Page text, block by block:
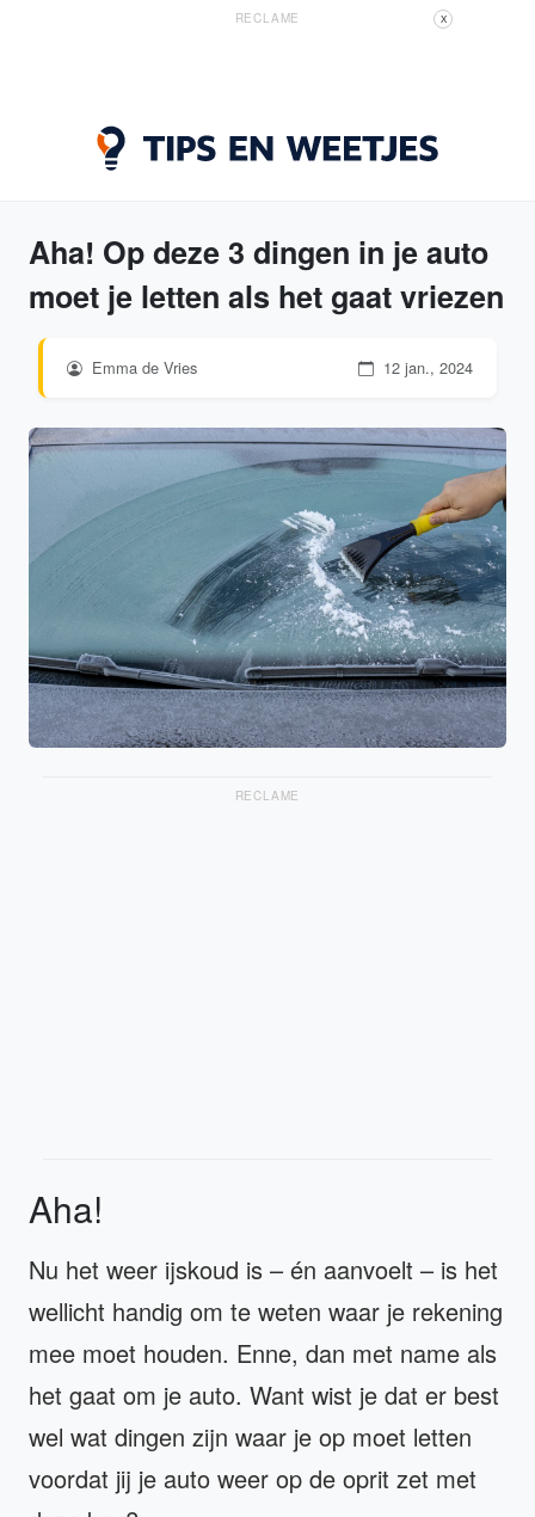
RECLAME X
Aha! Op deze 3 dingen in je auto
moet je letten als het gaat vriezen
Emma de Vries 12 jan., 2024
RECLAME
Aha!
Nu het weer ijskoud is – én aanvoelt – is het
wellicht handig om te weten waar je rekening
mee moet houden. Enne, dan met name als
het gaat om je auto. Want wist je dat er best
wel wat dingen zijn waar je op moet letten
voordat jij je auto weer op de oprit zet met